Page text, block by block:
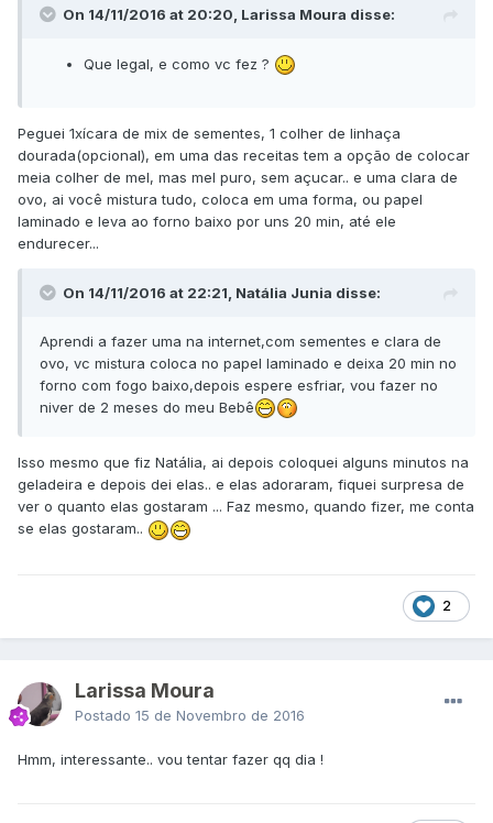
On 14/11/2016 at 20:20, Larissa Moura disse:
Que legal, e como vc fez ?
Peguei 1xícara de mix de sementes, 1 colher de linhaça
dourada(opcional), em uma das receitas tem a opção de colocar
meia colher de mel, mas mel puro, sem açucar.. e uma clara de
ovo, ai você mistura tudo, coloca em uma forma, ou papel
laminado e leva ao forno baixo por uns 20 min, até ele
endurecer...
On 14/11/2016 at 22:21, Natália Junia disse:
Aprendi a fazer uma na internet,com sementes e clara de
ovo, vc mistura coloca no papel laminado e deixa 20 min no
forno com fogo baixo,depois espere esfriar, vou fazer no
niver de 2 meses do meu Bebê
Isso mesmo que fiz Natália, ai depois coloquei alguns minutos na
geladeira e depois dei elas.. e elas adoraram, fiquei surpresa de
ver o quanto elas gostaram ... Faz mesmo, quando fizer, me conta
se elas gostaram..
2
Larissa Moura
Postado 15 de Novembro de 2016
Hmm, interessante.. vou tentar fazer qq dia !